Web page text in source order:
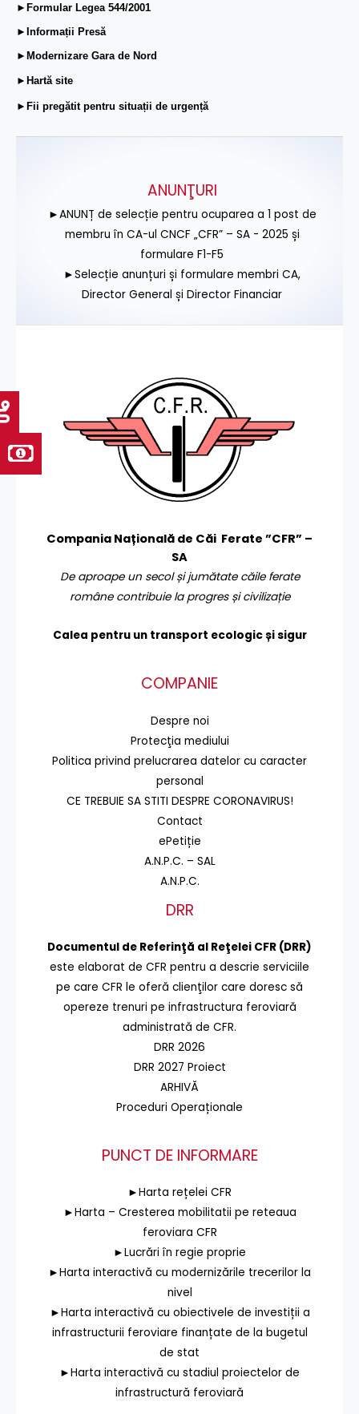
►Formular Legea 544/2001
►Informații Presă
►Modernizare Gara de Nord
►Hartă site
►Fii pregătit pentru situații de urgență
ANUNŢURI
►ANUNȚ de selecție pentru ocuparea a 1 post de
membru în CA-ul CNCF „CFR” – SA - 2025 și
formulare F1-F5
►Selecție anunțuri și formulare membri CA,
Director General și Director Financiar
Compania Națională de Căi Ferate ”CFR” –
SA
De aproape un secol și jumătate căile ferate
române contribuie la progres și civilizație
Calea pentru un transport ecologic și sigur
COMPANIE
Despre noi
Protecţia mediului
Politica privind prelucrarea datelor cu caracter
personal
CE TREBUIE SA STITI DESPRE CORONAVIRUS!
Contact
ePetiție
A.N.P.C. – SAL
A.N.P.C.
DRR
Documentul de Referinţă al Reţelei CFR (DRR)
este elaborat de CFR pentru a descrie serviciile
pe care CFR le oferă clienţilor care doresc să
opereze trenuri pe infrastructura feroviară
administrată de CFR.
DRR 2026
DRR 2027 Proiect
ARHIVĂ
Proceduri Operaționale
PUNCT DE INFORMARE
►Harta rețelei CFR
►Harta – Cresterea mobilitatii pe reteaua
feroviara CFR
►Lucrări în regie proprie
►Harta interactivă cu modernizările trecerilor la
nivel
►Harta interactivă cu obiectivele de investiții a
infrastructurii feroviare finanțate de la bugetul
de stat
►Harta interactivă cu stadiul proiectelor de
infrastructură feroviară